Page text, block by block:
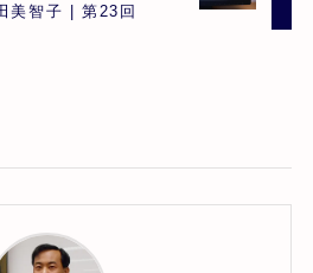
美智子 | 第23回